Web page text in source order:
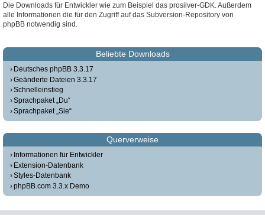
Die Downloads für Entwickler wie zum Beispiel das prosilver-GDK. Außerdem
alle Informationen die für den Zugriff auf das Subversion-Repository von
phpBB notwendig sind.
Beliebte Downloads
Deutsches phpBB 3.3.17
Geänderte Dateien 3.3.17
Schnelleinstieg
Sprachpaket „Du“
Sprachpaket „Sie“
Querverweise
Informationen für Entwickler
Extension-Datenbank
Styles-Datenbank
phpBB.com 3.3.x Demo